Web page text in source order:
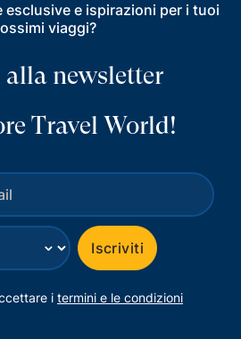
e ispirazioni per i tuoi
viaggi?
newsletter
Travel World!
⌄ Iscriviti
i termini e le condizioni